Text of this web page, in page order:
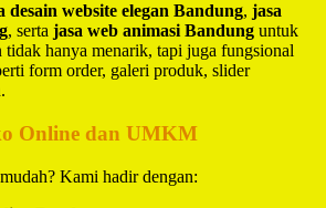
desain website elegan Bandung, jasa
, serta jasa web animasi Bandung untuk
hanya menarik, tapi juga fungsional
form order, galeri produk, slider
Online dan UMKM
Kami hadir dengan: